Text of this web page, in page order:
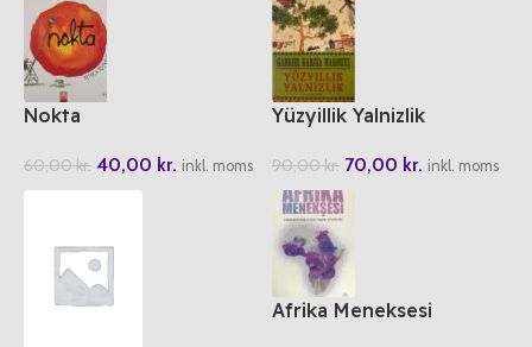
Nokta
60,00kr. 40,00 kr. inkl. moms
Yüzyillik Yalnizlik
90,00kr. 70,00 kr. inkl. moms
Afrika Meneksesi